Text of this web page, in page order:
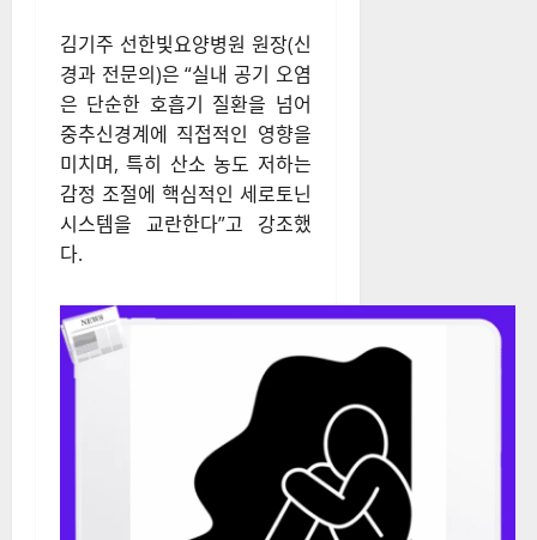
김기주 선한빛요양병원 원장(신
경과 전문의)은 “실내 공기 오염
은 단순한 호흡기 질환을 넘어
중추신경계에 직접적인 영향을
미치며, 특히 산소 농도 저하는
감정 조절에 핵심적인 세로토닌
시스템을 교란한다”고 강조했
다.